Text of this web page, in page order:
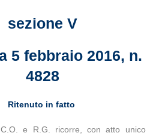
sezione V
5 febbraio 2016, n.
4828
Ritenuto in fatto
e R.G. ricorre, con atto unico